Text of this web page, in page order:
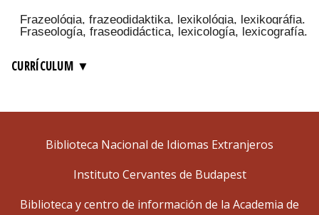
CURRÍCULUM
Biblioteca Nacional de Idiomas Extranjeros
Instituto Cervantes de Budapest
Biblioteca y centro de información de la Academia de